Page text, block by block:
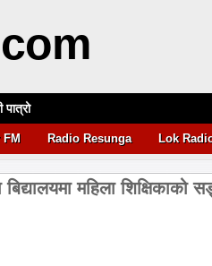
पात्रो
FM Radio Resunga Lok
महिला शिक्षिकाको